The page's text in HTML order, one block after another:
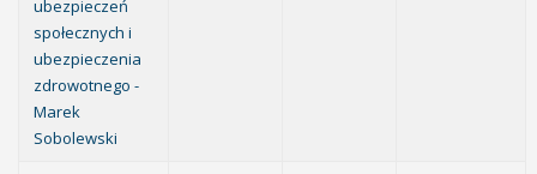
ubezpieczeń
społecznych i
ubezpieczenia
zdrowotnego -
Marek
Sobolewski